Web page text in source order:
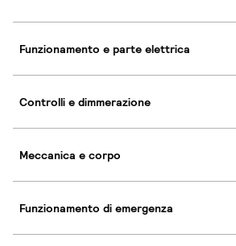
Funzionamento e parte elettrica
Controlli e dimmerazione
Meccanica e corpo
Funzionamento di emergenza